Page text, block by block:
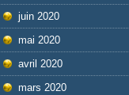
juin 2020
mai 2020
avril 2020
mars 2020